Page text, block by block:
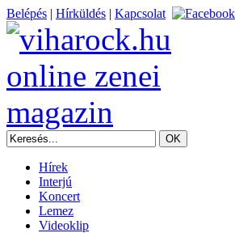
Belépés | Hírküldés | Kapcsolat
Hírek
Interjú
Koncert
Lemez
Videoklip